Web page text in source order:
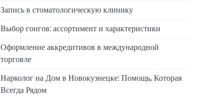
Запись в стоматологическую клинику
Выбор гонгов: ассортимент и характеристики
Оформление аккредитивов в международной
торговле
Нарколог на Дом в Новокузнецке: Помощь, Которая
Всегда Рядом